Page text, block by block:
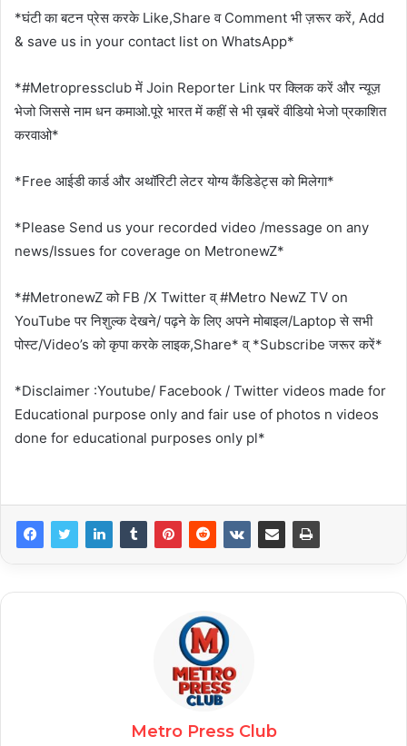
*घंटी का बटन प्रेस करके Like,Share व Comment भी ज़रूर करें, Add
& save us in your contact list on WhatsApp*
*#Metropressclub में Join Reporter Link पर क्लिक करें और न्यूज़
भेजो जिससे नाम धन कमाओ.पूरे भारत में कहीं से भी ख़बरें वीडियो भेजो प्रकाशित
करवाओ*
*Free आईडी कार्ड और अथॉरिटी लेटर योग्य कैंडिडेट्स को मिलेगा*
*Please Send us your recorded video /message on any
news/Issues for coverage on MetronewZ*
*#MetronewZ को FB /X Twitter व् #Metro NewZ TV on
YouTube पर निशुल्क देखने/ पढ़ने के लिए अपने मोबाइल/Laptop से सभी
पोस्ट/Video’s को कृपा करके लाइक,Share* व् *Subscribe जरूर करें*
*Disclaimer :Youtube/ Facebook / Twitter videos made for
Educational purpose only and fair use of photos n videos
done for educational purposes only pl*
Metro Press Club